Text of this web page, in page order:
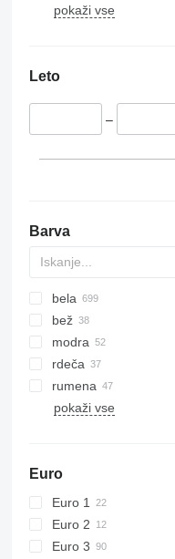
pokaži vse
Leto
–
Barva
bela
bež
modra
rdeča
rumena
pokaži vse
Euro
Euro 1
Euro 2
Euro 3